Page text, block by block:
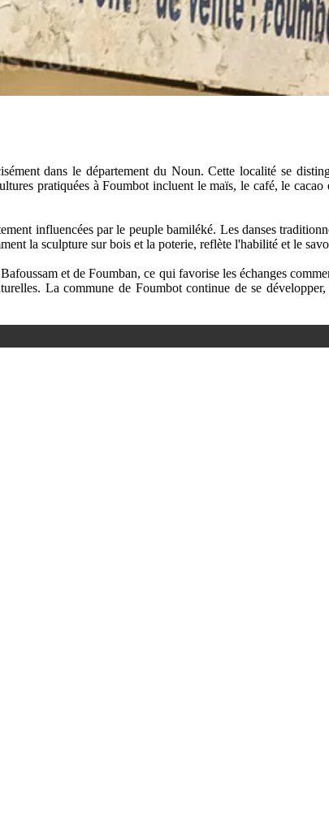
dans le département du Noun. Cette localité se
pratiquées à Foumbot incluent le maïs, le café, le
influencées par le peuple bamiléké. Les danses
la sculpture sur bois et la poterie, reflète l'habilité et le
et de Foumban, ce qui favorise les échanges
La commune de Foumbot continue de se